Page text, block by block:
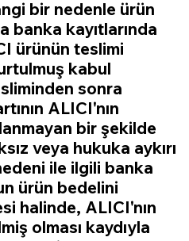
bir nedenle ürün
banka kayıtlarında
ürünün teslimi
kabul
sonra
ALICI'nın
bir şekilde
veya hukuka aykırı
ile ilgili banka
ürün bedelini
halinde, ALICI'nın
olması kaydıyla